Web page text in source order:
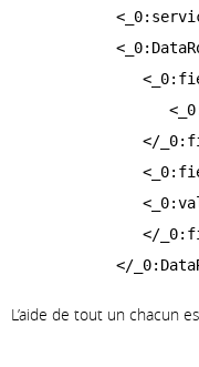
</
</
</
L’aide de tout un chacun